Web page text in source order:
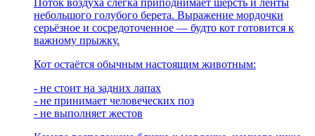
Поток воздуха слегка приподнимает шерсть и ленты
небольшого голубого берета. Выражение мордочки
серьёзное и сосредоточенное — будто кот готовится к
важному прыжку.
Кот остаётся обычным настоящим животным:
- не стоит на задних лапах
- не принимает человеческих поз
- не выполняет жестов